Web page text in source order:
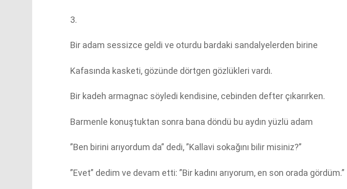
3.
Bir adam sessizce geldi ve oturdu bardaki sandalyelerden birine
Kafasında kasketi, gözünde dörtgen gözlükleri vardı.
Bir kadeh armagnac söyledi kendisine, cebinden defter çıkarırken.
Barmenle konuştuktan sonra bana döndü bu aydın yüzlü adam
”Ben birini arıyordum da” dedi, ”Kallavi sokağını bilir misiniz?”
”Evet” dedim ve devam etti: ”Bir kadını arıyorum, en son orada gördüm.”